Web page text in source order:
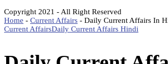
Copyright 2021 - All Right Reserved
Home - Current Affairs - Daily Current Affairs In
Current AffairsDaily Current Affairs Hindi